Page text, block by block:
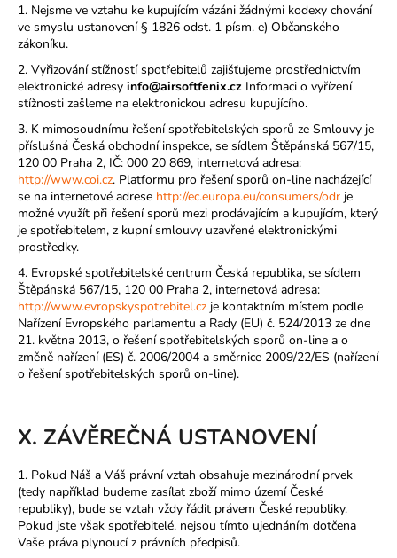
1. Nejsme ve vztahu ke kupujícím vázáni žádnými kodexy chování
ve smyslu ustanovení § 1826 odst. 1 písm. e) Občanského
zákoníku.
2. Vyřizování stížností spotřebitelů zajišťujeme prostřednictvím
elektronické adresy info@airsoftfenix.cz Informaci o vyřízení
stížnosti zašleme na elektronickou adresu kupujícího.
3. K mimosoudnímu řešení spotřebitelských sporů ze Smlouvy je
příslušná Česká obchodní inspekce, se sídlem Štěpánská 567/15,
120 00 Praha 2, IČ: 000 20 869, internetová adresa:
http://www.coi.cz. Platformu pro řešení sporů on-line nacházející
se na internetové adrese http://ec.europa.eu/consumers/odr je
možné využít při řešení sporů mezi prodávajícím a kupujícím, který
je spotřebitelem, z kupní smlouvy uzavřené elektronickými
prostředky.
4. Evropské spotřebitelské centrum Česká republika, se sídlem
Štěpánská 567/15, 120 00 Praha 2, internetová adresa:
http://www.evropskyspotrebitel.cz je kontaktním místem podle
Nařízení Evropského parlamentu a Rady (EU) č. 524/2013 ze dne
21. května 2013, o řešení spotřebitelských sporů on-line a o
změně nařízení (ES) č. 2006/2004 a směrnice 2009/22/ES (nařízení
o řešení spotřebitelských sporů on-line).
X. ZÁVĚREČNÁ USTANOVENÍ
1. Pokud Náš a Váš právní vztah obsahuje mezinárodní prvek
(tedy například budeme zasílat zboží mimo území České
republiky), bude se vztah vždy řádit právem České republiky.
Pokud jste však spotřebitelé, nejsou tímto ujednáním dotčena
Vaše práva plynoucí z právních předpisů.